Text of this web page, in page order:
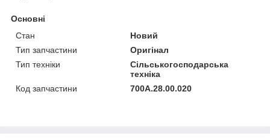
Основні
Стан
Новий
Тип запчастини
Оригінал
Тип техніки
Сільськогосподарська
техніка
Код запчастини
700А.28.00.020